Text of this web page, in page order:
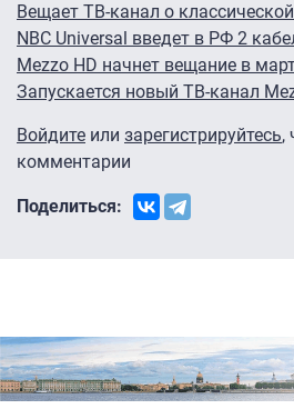
Вещает ТВ-канал о
NBC Universal введет в РФ 2
Mezzo HD начнет вещание в
Запускается новый ТВ-канал
Войдите или зарегистрируйтесь,
комментарии
Поделиться: